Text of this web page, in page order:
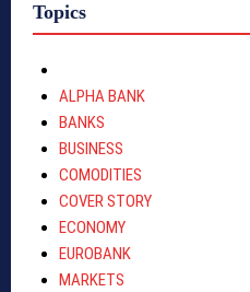
Topics
ALPHA BANK
BANKS
BUSINESS
COMODITIES
COVER STORY
ECONOMY
EUROBANK
MARKETS